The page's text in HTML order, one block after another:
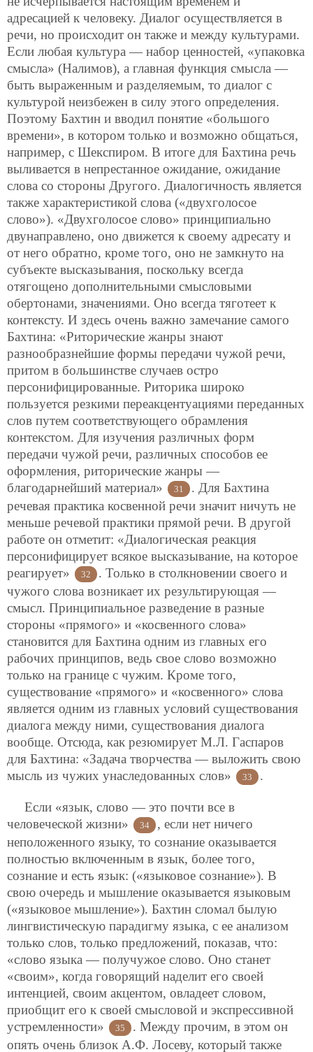
адресацией к человеку. Диалог осуществляется в
речи, но происходит он также и между культурами.
Если любая культура — набор ценностей, «упаковка
смысла» (Налимов), а главная функция смысла —
быть выраженным и разделяемым, то диалог с
культурой неизбежен в силу этого определения.
Поэтому Бахтин и вводил понятие «большого
времени», в котором только и возможно общаться,
например, с Шекспиром. В итоге для Бахтина речь
выливается в непрестанное ожидание, ожидание
слова со стороны Другого. Диалогичность является
также характеристикой слова («двухголосое
слово»). «Двухголосое слово» принципиально
двунаправлено, оно движется к своему адресату и
от него обратно, кроме того, оно не замкнуто на
субъекте высказывания, поскольку всегда
отягощено дополнительными смысловыми
обертонами, значениями. Оно всегда тяготеет к
контексту. И здесь очень важно замечание самого
Бахтина: «Риторические жанры знают
разнообразнейшие формы передачи чужой речи,
притом в большинстве случаев остро
персонифицированные. Риторика широко
пользуется резкими переакцентуациями переданных
слов путем соответствующего обрамления
контекстом. Для изучения различных форм
передачи чужой речи, различных способов ее
оформления, риторические жанры —
благодарнейший материал»
31
. Для Бахтина
речевая практика косвенной речи значит ничуть не
меньше речевой практики прямой речи. В другой
работе он отметит: «Диалогическая реакция
персонифицирует всякое высказывание, на которое
реагирует»
32
. Только в столкновении своего и
чужого слова возникает их результирующая —
смысл. Принципиальное разведение в разные
стороны «прямого» и «косвенного слова»
становится для Бахтина одним из главных его
рабочих принципов, ведь свое слово возможно
только на границе с чужим. Кроме того,
существование «прямого» и «косвенного» слова
является одним из главных условий существования
диалога между ними, существования диалога
вообще. Отсюда, как резюмирует М.Л. Гаспаров
для Бахтина: «Задача творчества — выложить свою
мысль из чужих унаследованных слов»
33 .
Если «язык, слово — это почти все в
человеческой жизни»
34
, если нет ничего
неположенного языку, то сознание оказывается
полностью включенным в язык, более того,
сознание и есть язык: («языковое сознание»). В
свою очередь и мышление оказывается языковым
(«языковое мышление»). Бахтин сломал былую
лингвистическую парадигму языка, с ее анализом
только слов, только предложений, показав, что:
«слово языка — получужое слово. Оно станет
«своим», когда говорящий наделит его своей
интенцией, своим акцентом, овладеет словом,
приобщит его к своей смысловой и экспрессивной
устремленности»
35
. Между прочим, в этом он
опять очень близок А.Ф. Лосеву, который также